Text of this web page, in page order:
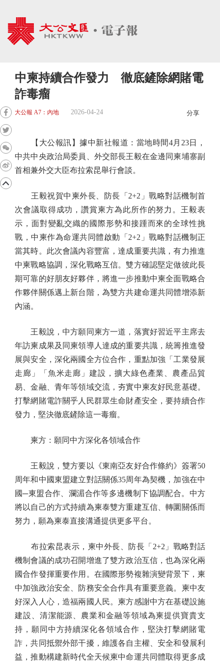
中柬持續合作發力 徹底鏟除網賭電
詐毒瘤
大公報 A7：內地 2026-04-24 分享
【大公報訊】據中新社報道：當地時間4月23日，
中共中央政治局委員、外交部長王毅在金邊同柬埔寨副
首相兼外交大臣布拉索昆舉行會談。
王毅祝賀中柬外長、防長「2+2」戰略對話機制首
次會議取得成功，讚賞柬方為此所作的努力。王毅表
示，面對變亂交織的國際形勢和接踵而來的全球性挑
戰，中柬作為命運共同體啟動「2+2」戰略對話機制正
當其時。此次會議內容豐富，達成重要共識，有力推進
中柬戰略協調，深化戰略互信。雙方確認堅定做彼此長
期可靠的好朋友好夥伴，將進一步推動中柬全面戰略合
作夥伴關係邁上新台階，為雙方共建命運共同體增添新
內涵。
王毅說，中方願同柬方一道，落實好習近平主席去
年訪柬成果及同柬領導人達成的重要共識，統籌推進發
展與安全，深化兩國全方位合作，重點加強「工業發展
走廊」「魚米走廊」建設，擴大綠色產業、農產品貿
易、金融、青年等領域交流，夯實中柬友好民意基礎。
打擊網賭電詐關乎人民群眾生命財產安全，要持續合作
發力，堅決徹底鏟除這一毒瘤。
柬方：願同中方深化各領域合作
王毅說，雙方要以《東南亞友好合作條約》簽署50
周年和中國東盟建立對話關係35周年為契機，加強在中
國─東盟合作、瀾湄合作等多邊機制下協調配合。中方
將以自己的方式持續為柬泰雙方重建互信、轉圜關係而
努力，願為柬泰直接溝通提供更多平台。
布拉索昆表示，柬中外長、防長「2+2」戰略對話
機制會議的成功召開增進了雙方政治互信，也為深化兩
國合作發揮重要作用。在國際形勢複雜演變背景下，柬
中加強政治安全、防務安全合作具有重要意義。柬中友
好深入人心，造福兩國人民。柬方感謝中方在基礎設施
建設、清潔能源、農業和金融等領域為柬提供寶貴支
持，願同中方持續深化各領域合作，堅決打擊網賭電
詐，共同抵禦外部干擾，維護各自主權、安全和發展利
益，推動構建新時代全天候柬中命運共同體取得更多成